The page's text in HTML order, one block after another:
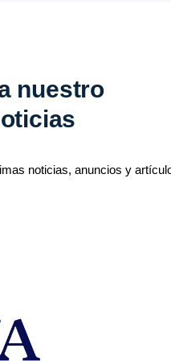
nuestro
noticias, anuncios y